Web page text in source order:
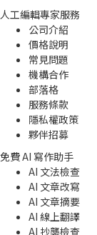
人工編輯專家服務
公司介紹
價格說明
常見問題
機構合作
部落格
服務條款
隱私權政策
夥伴招募
免費 AI 寫作助手
AI 文法檢查
AI 文章改寫
AI 文章摘要
AI 線上翻譯
AI 抄襲檢查